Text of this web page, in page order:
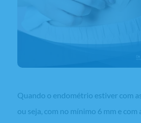
Quando o endométrio estiver com
ou seja, com no mínimo 6 mm e com